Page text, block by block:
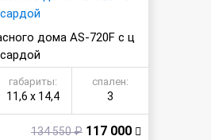
дома AS-720F с ц
габариты:
11,6 х 14,4
спален:
3
134 550 ₽ 117 000